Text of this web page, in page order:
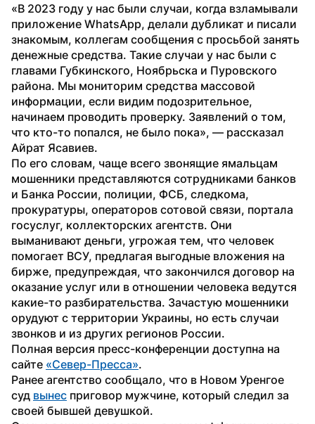
«В 2023 году у нас были случаи, когда взламывали
приложение WhatsApp, делали дубликат и писали
знакомым, коллегам сообщения с просьбой занять
денежные средства. Такие случаи у нас были с
главами Губкинского, Ноябрьска и Пуровского
района. Мы мониторим средства массовой
информации, если видим подозрительное,
начинаем проводить проверку. Заявлений о том,
что кто-то попался, не было пока», — рассказал
Айрат Ясавиев.
По его словам, чаще всего звонящие ямальцам
мошенники представляются сотрудниками банков
и Банка России, полиции, ФСБ, следкома,
прокуратуры, операторов сотовой связи, портала
госуслуг, коллекторских агентств. Они
выманивают деньги, угрожая тем, что человек
помогает ВСУ, предлагая выгодные вложения на
бирже, предупреждая, что закончился договор на
оказание услуг или в отношении человека ведутся
какие-то разбирательства. Зачастую мошенники
орудуют с территории Украины, но есть случаи
звонков и из других регионов России.
Полная версия пресс-конференции доступна на
сайте «Север-Пресса».
Ранее агентство сообщало, что в Новом Уренгое
суд вынес приговор мужчине, который следил за
своей бывшей девушкой.